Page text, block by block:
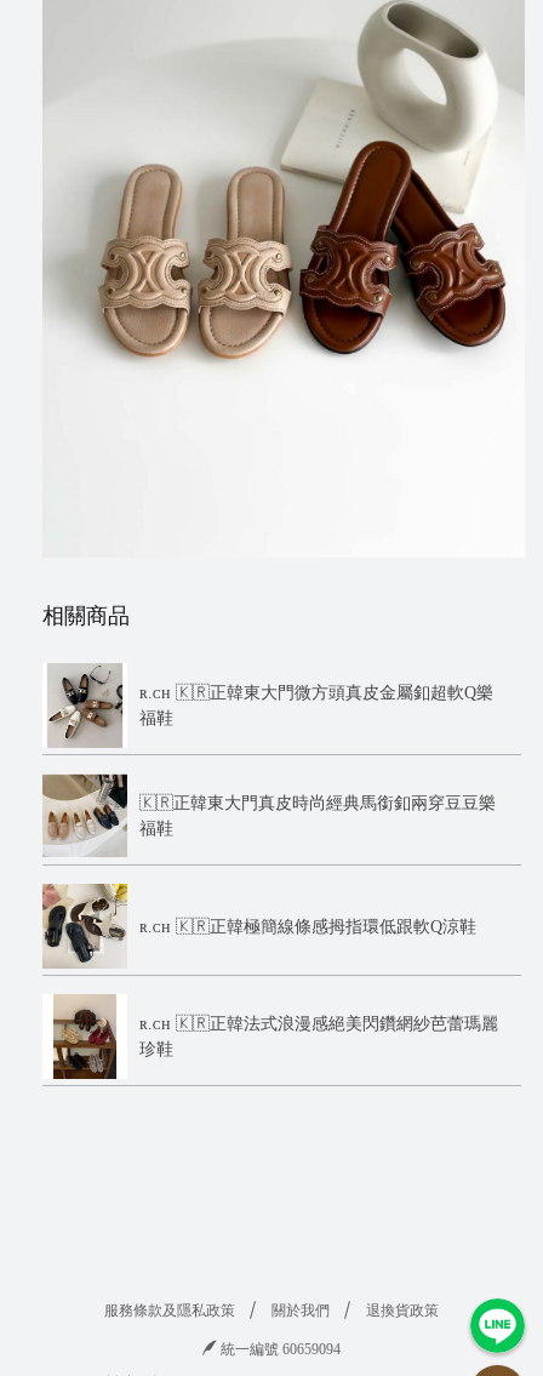
相關商品
ʀ.ᴄʜ 🇰🇷正韓東大門微方頭真皮金屬釦超軟Q樂
福鞋
🇰🇷正韓東大門真皮時尚經典馬銜釦兩穿豆豆樂
福鞋
ʀ.ᴄʜ 🇰🇷正韓極簡線條感拇指環低跟軟Q涼鞋
ʀ.ᴄʜ 🇰🇷正韓法式浪漫感絕美閃鑽網紗芭蕾瑪麗
珍鞋
服務條款及隱私政策 關於我們 退換貨政策
統一編號 60659094